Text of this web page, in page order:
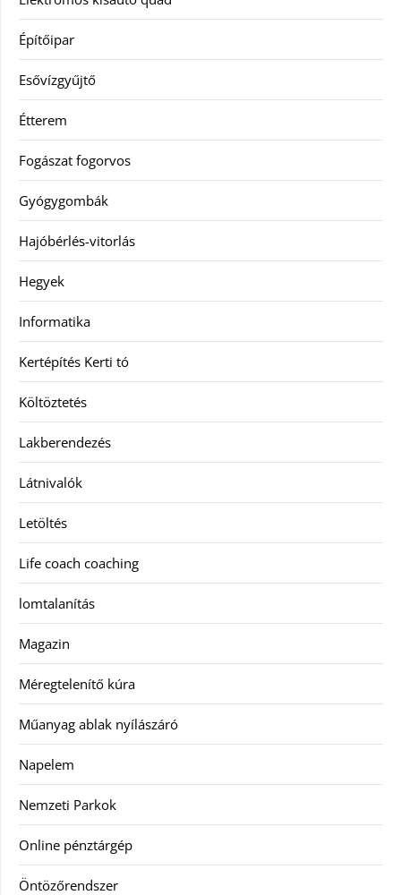
Építőipar
Esővízgyűjtő
Étterem
Fogászat fogorvos
Gyógygombák
Hajóbérlés-vitorlás
Hegyek
Informatika
Kertépítés Kerti tó
Költöztetés
Lakberendezés
Látnivalók
Letöltés
Life coach coaching
lomtalanítás
Magazin
Méregtelenítő kúra
Műanyag ablak nyílászáró
Napelem
Nemzeti Parkok
Online pénztárgép
Öntözőrendszer